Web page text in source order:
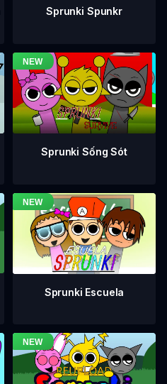
Sprunki Spunkr
Sprunki Sống Sót
Sprunki Escuela